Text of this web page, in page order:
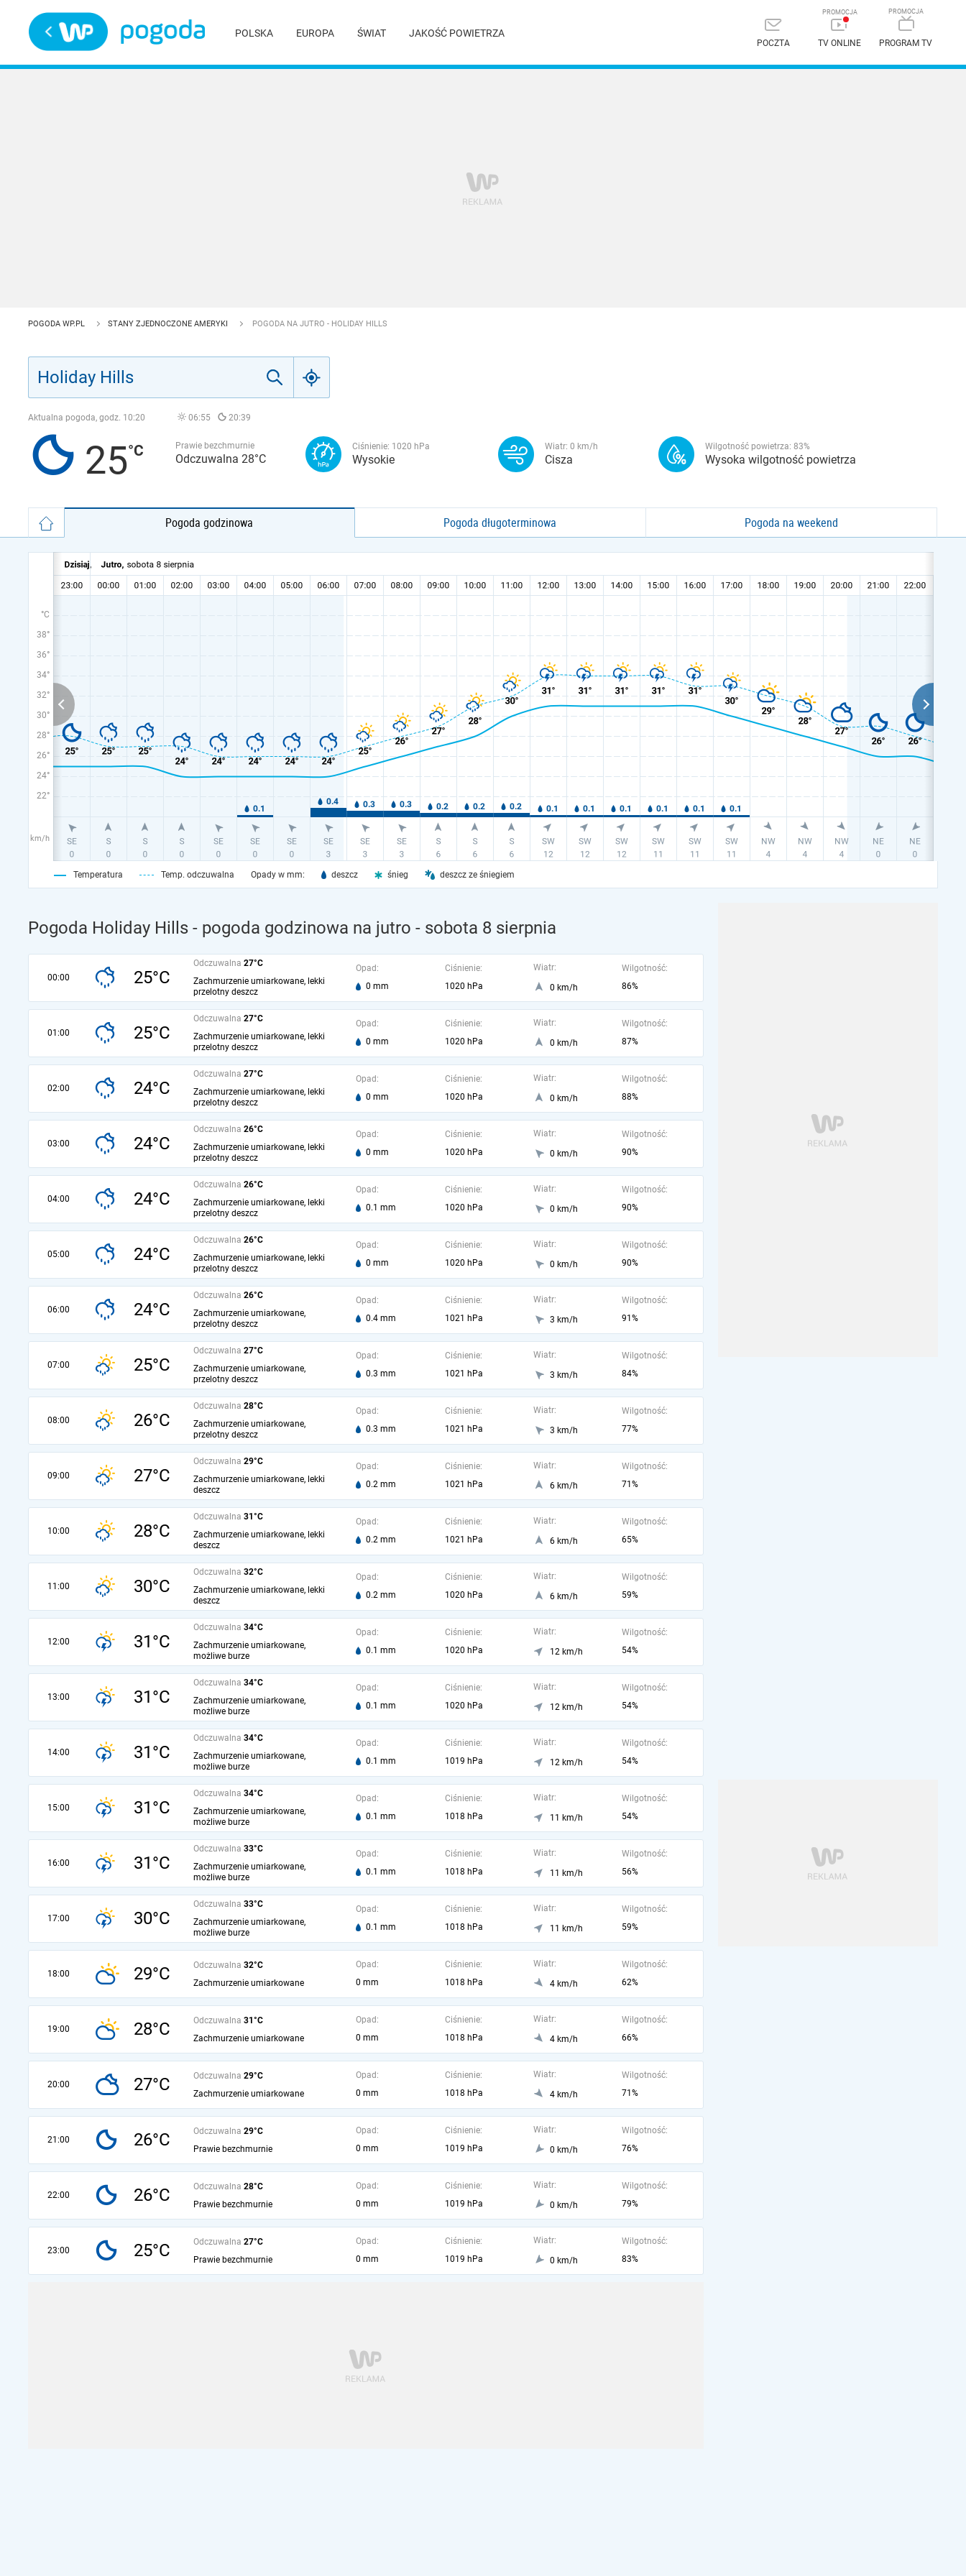
POLSKA EUROPA ŚWIAT JAKOŚĆ POWIETRZA
POCZTA TV ONLINE PROGRAM TV
POGODA WP.PL STANY ZJEDNOCZONE AMERYKI POGODA NA JUTRO - HOLIDAY HILLS
Aktualna pogoda, godz. 10:20 06:55 20:39
25 Prawie bezchmurnie
Odczuwalna 28°C
Ciśnienie: 1020 hPa
Wysokie
Wiatr: 0 km/h
Cisza
Wilgotność powietrza: 83%
Wysoka wilgotność powietrza
Pogoda godzinowa Pogoda długoterminowa Pogoda na weekend
°C
38°
36°
34°
32°
30°
28°
26°
24°
22°
km/h
Temperatura Temp. odczuwalna Opady w mm: deszcz śnieg deszcz ze śniegiem
Pogoda Holiday Hills - pogoda godzinowa na jutro - sobota 8 sierpnia
00:00 25°C
Odczuwalna 27°C
Zachmurzenie umiarkowane, lekki
przelotny deszcz
Opad:
0 mm
Ciśnienie:
1020 hPa
Wiatr:
0 km/h
Wilgotność:
86%
01:00 25°C
Odczuwalna 27°C
Zachmurzenie umiarkowane, lekki
przelotny deszcz
Opad:
0 mm
Ciśnienie:
1020 hPa
Wiatr:
0 km/h
Wilgotność:
87%
02:00 24°C
Odczuwalna 27°C
Zachmurzenie umiarkowane, lekki
przelotny deszcz
Opad:
0 mm
Ciśnienie:
1020 hPa
Wiatr:
0 km/h
Wilgotność:
88%
03:00 24°C
Odczuwalna 26°C
Zachmurzenie umiarkowane, lekki
przelotny deszcz
Opad:
0 mm
Ciśnienie:
1020 hPa
Wiatr:
0 km/h
Wilgotność:
90%
04:00 24°C
Odczuwalna 26°C
Zachmurzenie umiarkowane, lekki
przelotny deszcz
Opad:
0.1 mm
Ciśnienie:
1020 hPa
Wiatr:
0 km/h
Wilgotność:
90%
05:00 24°C
Odczuwalna 26°C
Zachmurzenie umiarkowane, lekki
przelotny deszcz
Opad:
0 mm
Ciśnienie:
1020 hPa
Wiatr:
0 km/h
Wilgotność:
90%
06:00 24°C
Odczuwalna 26°C
Zachmurzenie umiarkowane,
przelotny deszcz
Opad:
0.4 mm
Ciśnienie:
1021 hPa
Wiatr:
3 km/h
Wilgotność:
91%
07:00 25°C
Odczuwalna 27°C
Zachmurzenie umiarkowane,
przelotny deszcz
Opad:
0.3 mm
Ciśnienie:
1021 hPa
Wiatr:
3 km/h
Wilgotność:
84%
08:00 26°C
Odczuwalna 28°C
Zachmurzenie umiarkowane,
przelotny deszcz
Opad:
0.3 mm
Ciśnienie:
1021 hPa
Wiatr:
3 km/h
Wilgotność:
77%
09:00 27°C
Odczuwalna 29°C
Zachmurzenie umiarkowane, lekki
deszcz
Opad:
0.2 mm
Ciśnienie:
1021 hPa
Wiatr:
6 km/h
Wilgotność:
71%
10:00 28°C
Odczuwalna 31°C
Zachmurzenie umiarkowane, lekki
deszcz
Opad:
0.2 mm
Ciśnienie:
1021 hPa
Wiatr:
6 km/h
Wilgotność:
65%
11:00 30°C
Odczuwalna 32°C
Zachmurzenie umiarkowane, lekki
deszcz
Opad:
0.2 mm
Ciśnienie:
1020 hPa
Wiatr:
6 km/h
Wilgotność:
59%
12:00 31°C
Odczuwalna 34°C
Zachmurzenie umiarkowane,
możliwe burze
Opad:
0.1 mm
Ciśnienie:
1020 hPa
Wiatr:
12 km/h
Wilgotność:
54%
13:00 31°C
Odczuwalna 34°C
Zachmurzenie umiarkowane,
możliwe burze
Opad:
0.1 mm
Ciśnienie:
1020 hPa
Wiatr:
12 km/h
Wilgotność:
54%
14:00 31°C
Odczuwalna 34°C
Zachmurzenie umiarkowane,
możliwe burze
Opad:
0.1 mm
Ciśnienie:
1019 hPa
Wiatr:
12 km/h
Wilgotność:
54%
15:00 31°C
Odczuwalna 34°C
Zachmurzenie umiarkowane,
możliwe burze
Opad:
0.1 mm
Ciśnienie:
1018 hPa
Wiatr:
11 km/h
Wilgotność:
54%
16:00 31°C
Odczuwalna 33°C
Zachmurzenie umiarkowane,
możliwe burze
Opad:
0.1 mm
Ciśnienie:
1018 hPa
Wiatr:
11 km/h
Wilgotność:
56%
17:00 30°C
Odczuwalna 33°C
Zachmurzenie umiarkowane,
możliwe burze
Opad:
0.1 mm
Ciśnienie:
1018 hPa
Wiatr:
11 km/h
Wilgotność:
59%
18:00 29°C Odczuwalna 32°C
Zachmurzenie umiarkowane
Opad:
0 mm
Ciśnienie:
1018 hPa
Wiatr:
4 km/h
Wilgotność:
62%
19:00 28°C Odczuwalna 31°C
Zachmurzenie umiarkowane
Opad:
0 mm
Ciśnienie:
1018 hPa
Wiatr:
4 km/h
Wilgotność:
66%
20:00 27°C Odczuwalna 29°C
Zachmurzenie umiarkowane
Opad:
0 mm
Ciśnienie:
1018 hPa
Wiatr:
4 km/h
Wilgotność:
71%
21:00 26°C Odczuwalna 29°C
Prawie bezchmurnie
Opad:
0 mm
Ciśnienie:
1019 hPa
Wiatr:
0 km/h
Wilgotność:
76%
22:00 26°C Odczuwalna 28°C
Prawie bezchmurnie
Opad:
0 mm
Ciśnienie:
1019 hPa
Wiatr:
0 km/h
Wilgotność:
79%
23:00 25°C Odczuwalna 27°C
Prawie bezchmurnie
Opad:
0 mm
Ciśnienie:
1019 hPa
Wiatr:
0 km/h
Wilgotność:
83%